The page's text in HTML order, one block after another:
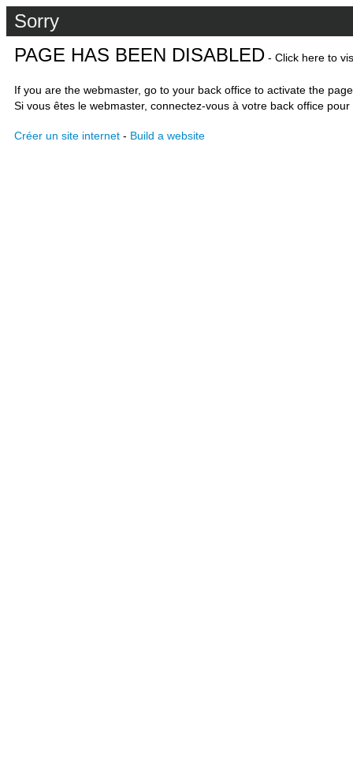
Sorry
PAGE HAS BEEN DISABLED - Click here to
If you are the webmaster, go to your back office to activate the
Si vous êtes le webmaster, connectez-vous à votre back office
Créer un site internet - Build a website